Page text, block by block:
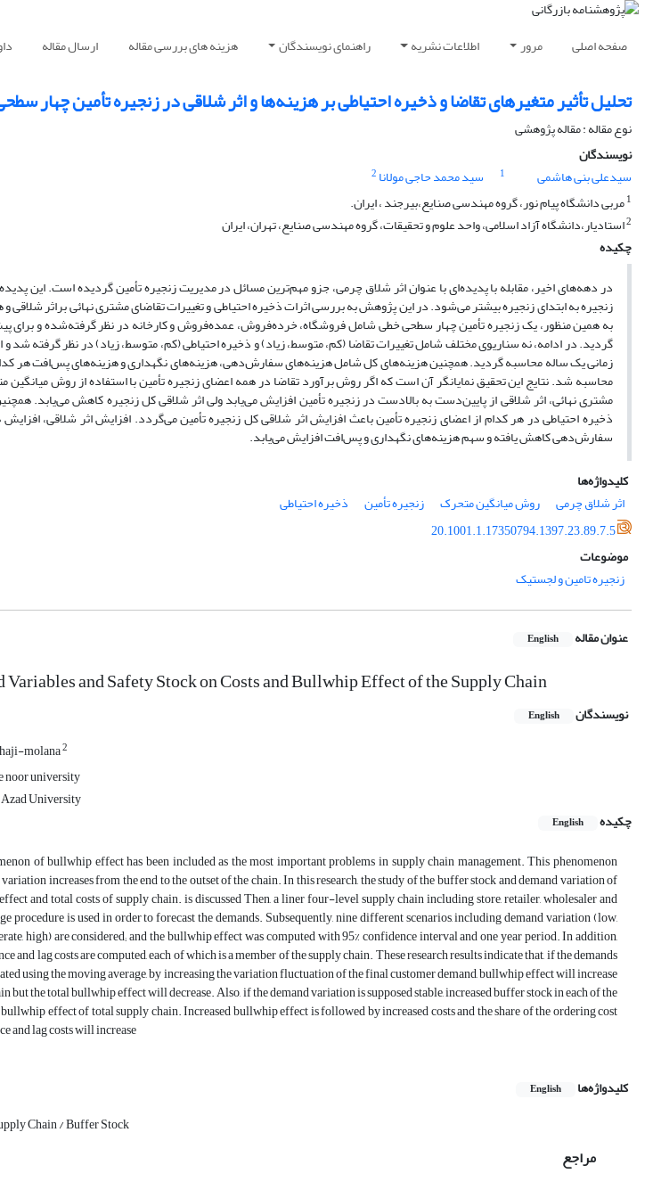
صفحه اصلی مرور اطلاعات نشریه راهنمای نویسندگان هزینه های بررسی مقاله ارسال مقاله
تحلیل تأثیر متغیرهای تقاضا و ذخیره احتیاطی بر هزینه‌ها و اثر شلاقی در زنجیره تأمین چهار
نوع مقاله : مقاله پژوهشی
نویسندگان
سیدعلی بنی هاشمی
1 سید محمد حاجی مولانا 2
1مربی دانشگاه پیام نور، گروه مهندسی صنایع،‌بیرجند ، ایران.
2استادیار،دانشگاه آزاد اسلامی، واحد علوم و تحقیقات، گروه مهندسی صنایع، تهران، ایران
چکیده
در دهه‌های اخیر، مقابله با پدیده‌ای با عنوان اثر شلاق چرمی، جزو مهم‌ترین مسائل در مدیریت زنجیره تأمین گردیده است. این
زنجیره به ابتدای زنجیره بیشتر می‌شود. در این پژوهش به بررسی اثرات ذخیره احتیاطی و تغییرات تقاضای مشتری نهائی براثر
به همین منظور، یک زنجیره تأمین چهار سطحی خطی شامل فروشگاه، خرده‌فروش، عمده‌فروش و کارخانه در نظر گرفته‌شده و برای
زمانی یک ساله محاسبه گردید. همچنین هزینه‌های کل شامل هزینه‌های سفارش‌دهی، هزینه‌های نگهداری و هزینه‌های پس‌افت هر
محاسبه شد. نتایج این تحقیق نمایانگر آن است که اگر روش برآورد تقاضا در همه اعضای زنجیره تأمین با استفاده از روش
مشتری نهائی، اثر شلاقی از پایین‌دست به بالادست در زنجیره تأمین افزایش می‌یابد ولی اثر شلاقی کل زنجیره کاهش می‌یابد.
ذخیره احتیاطی در هر کدام از اعضای زنجیره تأمین باعث افزایش اثر شلاقی کل زنجیره تأمین می‌گردد. افزایش اثر شلاقی،
سفارش‌دهی کاهش یافته و سهم هزینه‌های نگهداری و پس‌افت افزایش می‌یابد.
کلیدواژه‌ها
اثر شلاق چرمی
روش میانگین متحرک زنجیره تأمین
ذخیره احتیاطی
20.1001.1.17350794.1397.23.89.7.5
موضوعات
زنجیره تامین و لجستیک
عنوان مقاله English
and Safety Stock on Costs and Bullwhip Effect of the Supply Chain
نویسندگان English
molana2
noor university
University
چکیده
English
of bullwhip effect has been included as the most important problems in supply chain management. This phenomenon
increases from the end to the outset of the chain. In this research, the study of the buffer stock and demand variation of
and total costs of supply chain. is discussed Then, a liner four-level supply chain including store, retailer, wholesaler and
procedure is used in order to forecast the demands. Subsequently, nine different scenarios, including demand variation (low,
high) are considered; and the bullwhip effect was computed with 95% confidence interval and one year period. In addition,
and lag costs are computed, each of which is a member of the supply chain. These research results indicate that, if the demands
using the moving average, by increasing the variation fluctuation of the final customer demand, bullwhip effect will increase
but the total bullwhip effect will decrease. Also, if the demand variation is supposed stable, increased buffer stock in each of the
effect of total supply chain. Increased bullwhip effect is followed by increased costs and the share of the ordering cost
and lag costs will increase
کلیدواژه‌ها English
Chain / Buffer Stock
مراجع